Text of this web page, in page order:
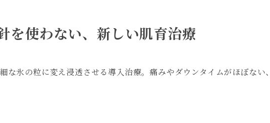
を使わない、新しい肌育治療
な氷の粒に変え浸透させる導入治療。痛みやダウンタイムがほぼない